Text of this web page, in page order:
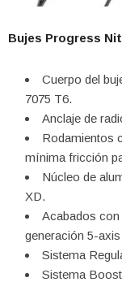
Bujes Progress
Cuerpo del
7075 T6.
Anclaje de
Rodamientos
mínima fricción
Núcleo de
XD.
Acabados con
generación 5-
Sistema
Sistema